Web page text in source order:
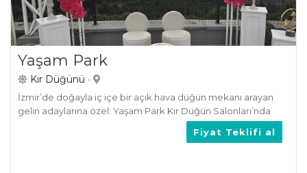
Yaşam Park
Kır Düğünü •
İzmir’de doğayla iç içe bir açık hava düğün mekanı arayan
gelin adaylarına özel: Yaşam Park Kır Düğün Salonları’nda
deniz manzarası, çim bahçe ve profesyonel organizasyonla
Fiyat Teklifi al